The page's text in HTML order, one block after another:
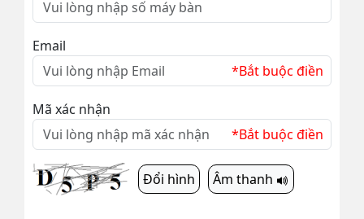
Email
*Bắt buộc điền
Mã xác nhận
*Bắt buộc điền
Đổi hình Âm thanh